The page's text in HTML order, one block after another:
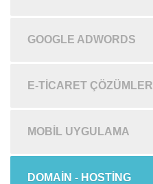
GOOGLE ADWORDS
E-TICARET ÇÖZÜMLERI
MOBIL UYGULAMA
DOMAIN - HOSTING